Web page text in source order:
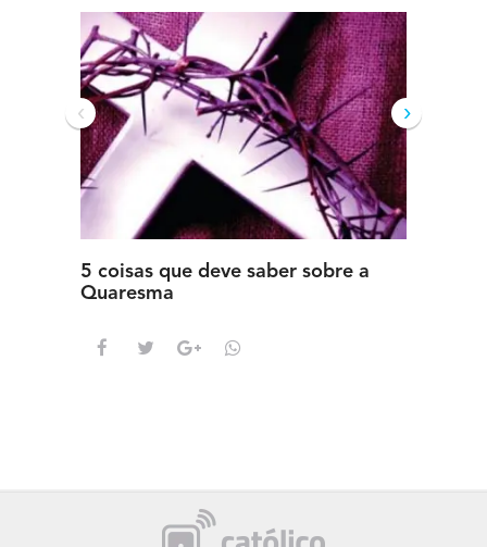
5 coisas que deve saber sobre a
Quaresma
‹ ›